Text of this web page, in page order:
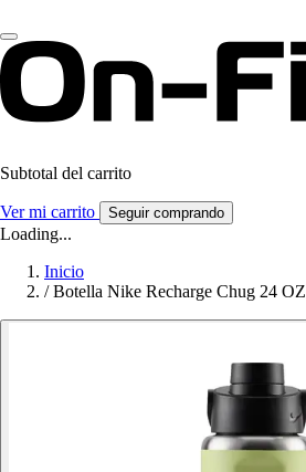
Subtotal del carrito
Ver mi carrito Seguir comprando
Loading...
Inicio
/ Botella Nike Recharge Chug 24 OZ